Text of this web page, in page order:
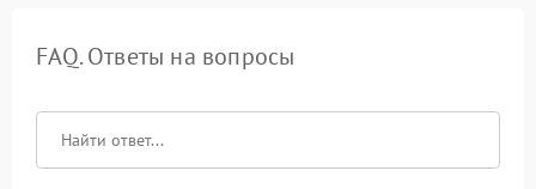
FAQ. Ответы на вопросы